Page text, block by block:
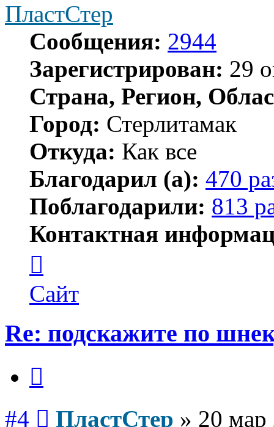
ПластСтер
Сообщения: 2944
Зарегистрирован: 29
Страна, Регион,
Город: Стерлитамак
Откуда: Как все
Благодарил (а): 470
Поблагодарили: 813
Контактная
пользователя
ПластСтер
Сайт
Re: подскажите по
#4 ПластСтер » 20 мар